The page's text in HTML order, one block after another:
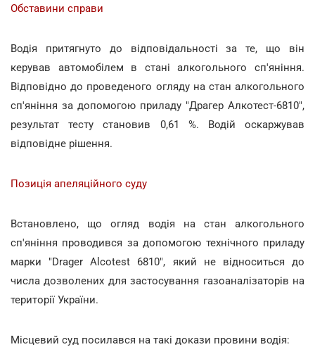
Обставини справи
Водія притягнуто до відповідальності за те, що він
керував автомобілем в стані алкогольного сп'яніння.
Відповідно до проведеного огляду на стан алкогольного
сп'яніння за допомогою приладу "Драгер Алкотест-6810",
результат тесту становив 0,61 %. Водій оскаржував
відповідне рішення.
Позиція апеляційного суду
Встановлено, що огляд водія на стан алкогольного
сп'яніння проводився за допомогою технічного приладу
марки "Drager Alcotest 6810", який не відноситься до
числа дозволених для застосування газоаналізаторів на
території України.
Місцевий суд посилався на такі докази провини водія: